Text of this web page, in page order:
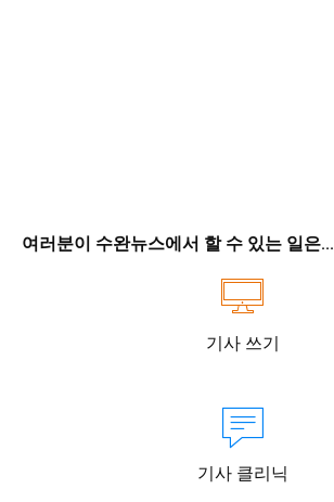
여러분이 수완뉴스에서 할 수 있는 일은...
기사 쓰기
기사 클리닉